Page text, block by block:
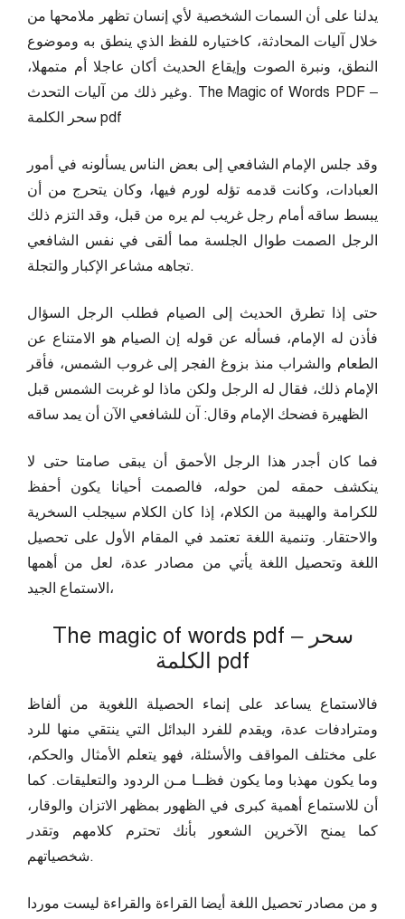
يدلنا على أن السمات الشخصية لأي إنسان تظهر ملامحها من
خلال آليات المحادثة، كاختياره للفظ الذي ينطق به وموضوع
النطق، ونبرة الصوت وإيقاع الحديث أكان عاجلا أم متمهلا،
وغير ذلك من آليات التحدث. The Magic of Words PDF –
سحر الكلمة pdf
وقد جلس الإمام الشافعي إلى بعض الناس يسألونه في أمور
العبادات، وكانت قدمه تؤله لورم فيها، وكان يتحرج من أن
يبسط ساقه أمام رجل غريب لم يره من قبل، وقد التزم ذلك
الرجل الصمت طوال الجلسة مما ألقى في نفس الشافعي
تجاهه مشاعر الإكبار والتجلة.
حتى إذا تطرق الحديث إلى الصيام فطلب الرجل السؤال
فأذن له الإمام، فسأله عن قوله إن الصيام هو الامتناع عن
الطعام والشراب منذ بزوغ الفجر إلى غروب الشمس، فأقر
الإمام ذلك، فقال له الرجل ولكن ماذا لو غربت الشمس قبل
الظهيرة فضحك الإمام وقال: آن للشافعي الآن أن يمد ساقه
فما كان أجدر هذا الرجل الأحمق أن يبقى صامتا حتى لا
ينكشف حمقه لمن حوله، فالصمت أحيانا يكون أحفظ
للكرامة والهيبة من الكلام، إذا كان الكلام سيجلب السخرية
والاحتقار. وتنمية اللغة تعتمد في المقام الأول على تحصيل
اللغة وتحصيل اللغة يأتي من مصادر عدة، لعل من أهمها
الاستماع الجيد،
The magic of words pdf – سحر
الكلمة pdf
فالاستماع يساعد على إنماء الحصيلة اللغوية من ألفاظ
ومترادفات عدة، ويقدم للفرد البدائل التي ينتقي منها للرد
على مختلف المواقف والأسئلة، فهو يتعلم الأمثال والحكم،
وما يكون مهذبا وما يكون فظــا مـن الردود والتعليقات. كما
أن للاستماع أهمية كبرى في الظهور بمظهر الاتزان والوقار،
كما يمنح الآخرين الشعور بأنك تحترم كلامهم وتقدر
شخصياتهم.
و من مصادر تحصيل اللغة أيضا القراءة والقراءة ليست موردا